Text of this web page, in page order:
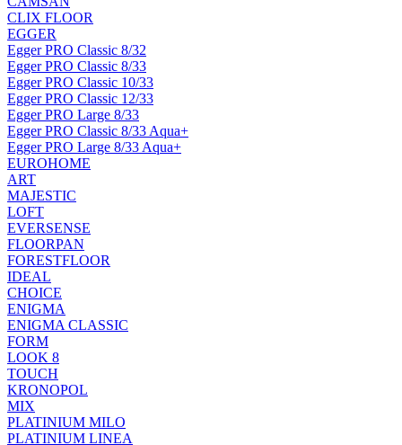
CLIX FLOOR
EGGER
Egger PRO Classic 8/32
Egger PRO Classic 8/33
Egger PRO Classic 10/33
Egger PRO Classic 12/33
Egger PRO Large 8/33
Egger PRO Classic 8/33 Aqua+
Egger PRO Large 8/33 Aqua+
EUROHOME
ART
MAJESTIC
LOFT
EVERSENSE
FLOORPAN
FORESTFLOOR
IDEAL
CHOICE
ENIGMA
ENIGMA CLASSIC
FORM
LOOK 8
TOUCH
KRONOPOL
MIX
PLATINIUM MILO
PLATINIUM LINEA